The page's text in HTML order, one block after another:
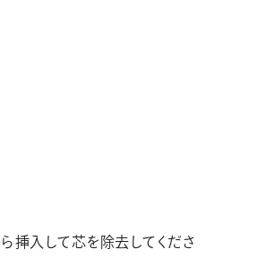
挿入して芯を除去してくださ